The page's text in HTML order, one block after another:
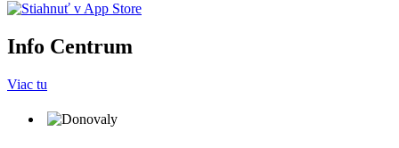
Info Centrum
Viac tu